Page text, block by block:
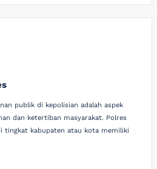
publik di kepolisian adalah aspek
dan ketertiban masyarakat. Polres
tingkat kabupaten atau kota memiliki